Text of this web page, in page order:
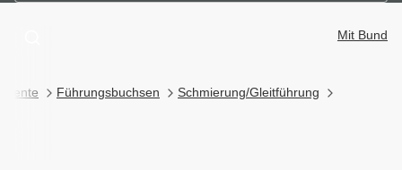
Führungsbuchsen Schmierung/Gleitführung
Mit Bund